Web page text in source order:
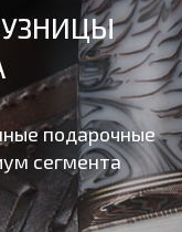
подарочные
сегмента